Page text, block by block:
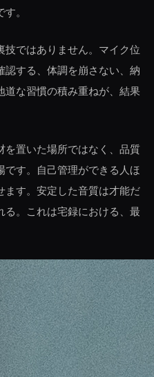
。
技ではありません。マイク位
認する、体調を崩さない、納
道な習慣の積み重ねが、結果
を置いた場所ではなく、品質
です。自己管理ができる人ほ
ます。安定した音質は才能だ
る。これは宅録における、最